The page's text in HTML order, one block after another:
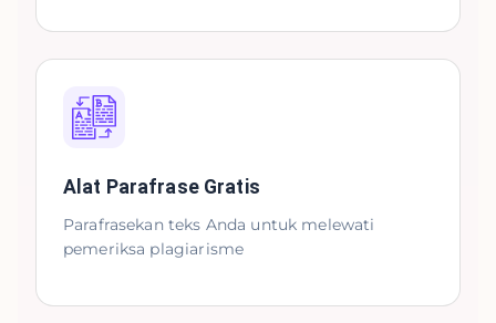
Alat Parafrase Gratis
Parafrasekan teks Anda untuk melewati
pemeriksa plagiarisme